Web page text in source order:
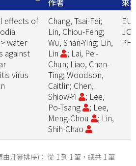
作者
來
effects of
water
against
virus
Chang, Tsai-Fei;
Lin, Chiou-Feng;
Wu, Shan-Ying; Lin,
Lin
; Lai, Pei-
Chun; Liao, Chen-
Ting; Woodson,
Caitlin; Chen,
Shiow-Yi
; Lee,
Po-Tsang
; Lee,
Meng-Chou
; Lin,
Shih-Chao
升冪排序)： 從 1 到 1 筆，總共 1 筆